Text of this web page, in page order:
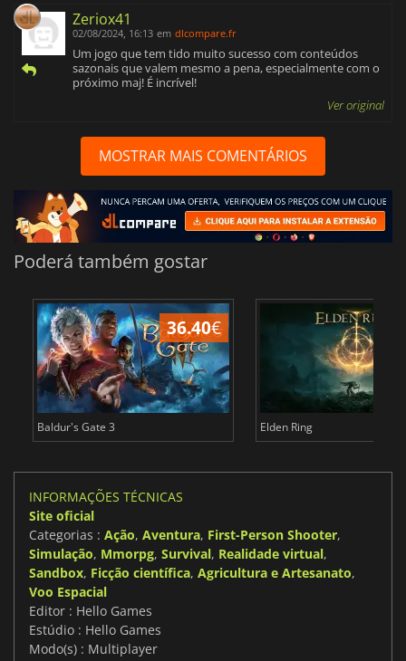
Zeriox41
02/08/2024, 16:13 em dlcompare.fr
Um jogo que tem tido muito sucesso com conteúdos
sazonais que valem mesmo a pena, especialmente com o
próximo maj! É incrível!
Ver original
MOSTRAR MAIS COMENTÁRIOS
Poderá também gostar
36.40€
Baldur's Gate 3 Elden Ring
INFORMAÇÕES TÉCNICAS
Site oficial
Categorias : Ação, Aventura, First-Person Shooter,
Simulação, Mmorpg, Survival, Realidade virtual,
Sandbox, Ficção científica, Agricultura e Artesanato,
Voo Espacial
Editor : Hello Games
Estúdio : Hello Games
Modo(s) : Multiplayer